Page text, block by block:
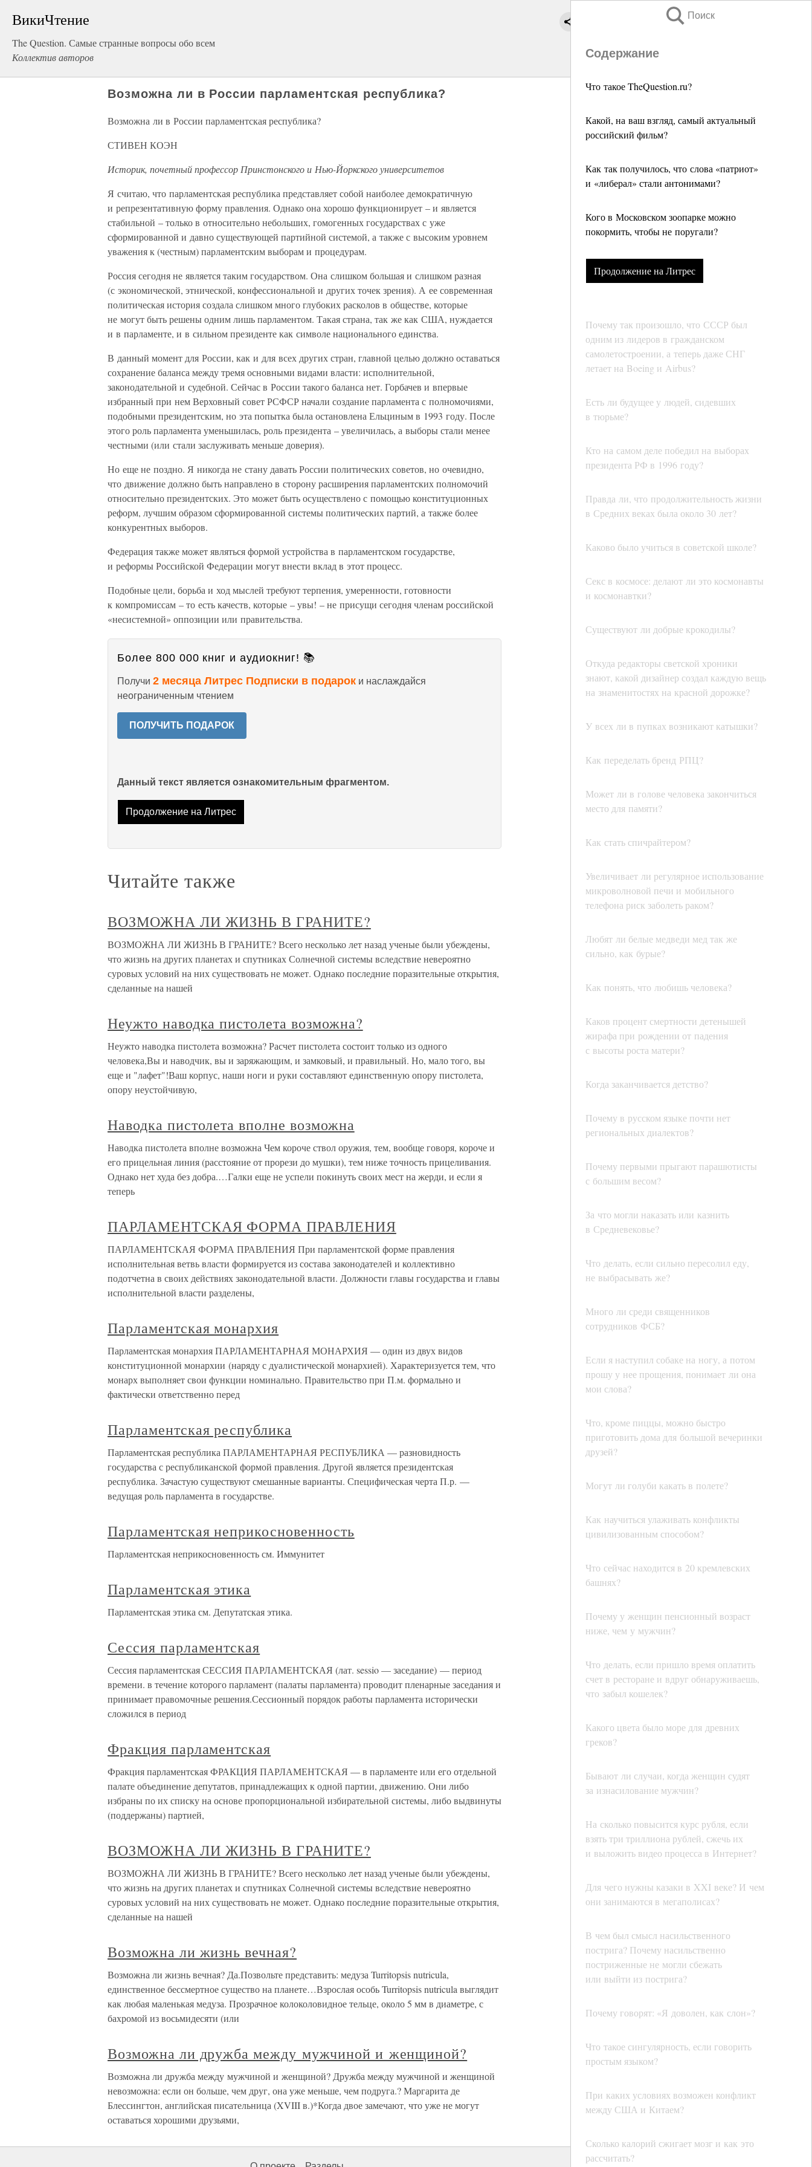
ВикиЧтение
The Question. Самые странные вопросы обо всем
Коллектив авторов
Поиск
Содержание
Что такое TheQuestion.ru?
Какой, на ваш взгляд, самый актуальный
российский фильм?
Как так получилось, что слова «патриот»
и «либерал» стали антонимами?
Кого в Московском зоопарке можно
покормить, чтобы не поругали?
Продолжение на Литрес
Почему так произошло, что СССР был
одним из лидеров в гражданском
самолетостроении, а теперь даже СНГ
летает на Boeing и Airbus?
Есть ли будущее у людей, сидевших
в тюрьме?
Кто на самом деле победил на выборах
президента РФ в 1996 году?
Правда ли, что продолжительность жизни
в Средних веках была около 30 лет?
Каково было учиться в советской школе?
Секс в космосе: делают ли это космонавты
и космонавтки?
Существуют ли добрые крокодилы?
Откуда редакторы светской хроники
знают, какой дизайнер создал каждую вещь
на знаменитостях на красной дорожке?
У всех ли в пупках возникают катышки?
Как переделать бренд РПЦ?
Может ли в голове человека закончиться
место для памяти?
Как стать спичрайтером?
Увеличивает ли регулярное использование
микроволновой печи и мобильного
телефона риск заболеть раком?
Любят ли белые медведи мед так же
сильно, как бурые?
Как понять, что любишь человека?
Каков процент смертности детенышей
жирафа при рождении от падения
с высоты роста матери?
Когда заканчивается детство?
Почему в русском языке почти нет
региональных диалектов?
Почему первыми прыгают парашютисты
с большим весом?
За что могли наказать или казнить
в Средневековье?
Что делать, если сильно пересолил еду,
не выбрасывать же?
Много ли среди священников
сотрудников ФСБ?
Если я наступил собаке на ногу, а потом
прошу у нее прощения, понимает ли она
мои слова?
Что, кроме пиццы, можно быстро
приготовить дома для большой вечеринки
друзей?
Могут ли голуби какать в полете?
Как научиться улаживать конфликты
цивилизованным способом?
Что сейчас находится в 20 кремлевских
башнях?
Почему у женщин пенсионный возраст
ниже, чем у мужчин?
Что делать, если пришло время оплатить
счет в ресторане и вдруг обнаруживаешь,
что забыл кошелек?
Какого цвета было море для древних
греков?
Бывают ли случаи, когда женщин судят
за изнасилование мужчин?
На сколько повысится курс рубля, если
взять три триллиона рублей, сжечь их
и выложить видео процесса в Интернет?
Для чего нужны казаки в XXI веке? И чем
они занимаются в мегаполисах?
В чем был смысл насильственного
пострига? Почему насильственно
постриженные не могли сбежать
или выйти из пострига?
Почему говорят: «Я доволен, как слон»?
Что такое сингулярность, если говорить
простым языком?
При каких условиях возможен конфликт
между США и Китаем?
Сколько калорий сжигает мозг и как это
рассчитать?
Возможна ли в России парламентская республика?
Возможна ли в России парламентская республика?
СТИВЕН КОЭН
Историк, почетный профессор Принстонского и Нью-Йоркского университетов
Я считаю, что парламентская республика представляет собой наиболее демократичную
и репрезентативную форму правления. Однако она хорошо функционирует – и является
стабильной – только в относительно небольших, гомогенных государствах с уже
сформированной и давно существующей партийной системой, а также с высоким уровнем
уважения к (честным) парламентским выборам и процедурам.
Россия сегодня не является таким государством. Она слишком большая и слишком разная
(с экономической, этнической, конфессиональной и других точек зрения). А ее современная
политическая история создала слишком много глубоких расколов в обществе, которые
не могут быть решены одним лишь парламентом. Такая страна, так же как США, нуждается
и в парламенте, и в сильном президенте как символе национального единства.
В данный момент для России, как и для всех других стран, главной целью должно оставаться
сохранение баланса между тремя основными видами власти: исполнительной,
законодательной и судебной. Сейчас в России такого баланса нет. Горбачев и впервые
избранный при нем Верховный совет РСФСР начали создание парламента с полномочиями,
подобными президентским, но эта попытка была остановлена Ельциным в 1993 году. После
этого роль парламента уменьшилась, роль президента – увеличилась, а выборы стали менее
честными (или стали заслуживать меньше доверия).
Но еще не поздно. Я никогда не стану давать России политических советов, но очевидно,
что движение должно быть направлено в сторону расширения парламентских полномочий
относительно президентских. Это может быть осуществлено с помощью конституционных
реформ, лучшим образом сформированной системы политических партий, а также более
конкурентных выборов.
Федерация также может являться формой устройства в парламентском государстве,
и реформы Российской Федерации могут внести вклад в этот процесс.
Подобные цели, борьба и ход мыслей требуют терпения, умеренности, готовности
к компромиссам – то есть качеств, которые – увы! – не присущи сегодня членам российской
«несистемной» оппозиции или правительства.
Более 800 000 книг и аудиокниг! 📚
Получи 2 месяца Литрес Подписки в подарок и наслаждайся
неограниченным чтением
ПОЛУЧИТЬ ПОДАРОК
Данный текст является ознакомительным фрагментом.
Продолжение на Литрес
Читайте также
ВОЗМОЖНА ЛИ ЖИЗНЬ В ГРАНИТЕ?
ВОЗМОЖНА ЛИ ЖИЗНЬ В ГРАНИТЕ? Всего несколько лет назад ученые были убеждены,
что жизнь на других планетах и спутниках Солнечной системы вследствие невероятно
суровых условий на них существовать не может. Однако последние поразительные открытия,
сделанные на нашей
Неужто наводка пистолета возможна?
Неужто наводка пистолета возможна? Расчет пистолета состоит только из одного
человека,Вы и наводчик, вы и заряжающим, и замковый, и правильный. Но, мало того, вы
еще и "лафет"!Ваш корпус, наши ноги и руки составляют единственную опору пистолета,
опору неустойчивую,
Наводка пистолета вполне возможна
Наводка пистолета вполне возможна Чем короче ствол оружия, тем, вообще говоря, короче и
его прицельная линия (расстояние от прорези до мушки), тем ниже точность прицеливания.
Однако нет худа без добра.…Галки еще не успели покинуть своих мест на жерди, и если я
теперь
ПАРЛАМЕНТСКАЯ ФОРМА ПРАВЛЕНИЯ
ПАРЛАМЕНТСКАЯ ФОРМА ПРАВЛЕНИЯ При парламентской форме правления
исполнительная ветвь власти формируется из состава законодателей и коллективно
подотчетна в своих действиях законодательной власти. Должности главы государства и главы
исполнительной власти разделены,
Парламентская монархия
Парламентская монархия ПАРЛАМЕНТАРНАЯ МОНАРХИЯ — один из двух видов
конституционной монархии (наряду с дуалистической монархией). Характеризуется тем, что
монарх выполняет свои функции номинально. Правительство при П.м. формально и
фактически ответственно перед
Парламентская республика
Парламентская республика ПАРЛАМЕНТАРНАЯ РЕСПУБЛИКА — разновидность
государства с республиканской формой правления. Другой является президентская
республика. Зачастую существуют смешанные варианты. Специфическая черта П.р. —
ведущая роль парламента в государстве.
Парламентская неприкосновенность
Парламентская неприкосновенность см. Иммунитет
Парламентская этика
Парламентская этика см. Депутатская этика.
Сессия парламентская
Сессия парламентская СЕССИЯ ПАРЛАМЕНТСКАЯ (лат. sessio — заседание) — период
времени. в течение которого парламент (палаты парламента) проводит пленарные заседания и
принимает правомочные решения.Сессионный порядок работы парламента исторически
сложился в период
Фракция парламентская
Фракция парламентская ФРАКЦИЯ ПАРЛАМЕНТСКАЯ — в парламенте или его отдельной
палате объединение депутатов, принадлежащих к одной партии, движению. Они либо
избраны по их списку на основе пропорциональной избирательной системы, либо выдвинуты
(поддержаны) партией,
ВОЗМОЖНА ЛИ ЖИЗНЬ В ГРАНИТЕ?
ВОЗМОЖНА ЛИ ЖИЗНЬ В ГРАНИТЕ? Всего несколько лет назад ученые были убеждены,
что жизнь на других планетах и спутниках Солнечной системы вследствие невероятно
суровых условий на них существовать не может. Однако последние поразительные открытия,
сделанные на нашей
Возможна ли жизнь вечная?
Возможна ли жизнь вечная? Да.Позвольте представить: медуза Turritopsis nutricula,
единственное бессмертное существо на планете…Взрослая особь Turritopsis nutricula выглядит
как любая маленькая медуза. Прозрачное колоколовидное тельце, около 5 мм в диаметре, с
бахромой из восьмидесяти (или
Возможна ли дружба между мужчиной и женщиной?
Возможна ли дружба между мужчиной и женщиной? Дружба между мужчиной и женщиной
невозможна: если он больше, чем друг, она уже меньше, чем подруга.? Маргарита де
Блессингтон, английская писательница (XVIII в.)*Когда двое замечают, что уже не могут
оставаться хорошими друзьями,